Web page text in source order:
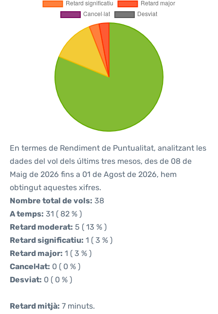
En termes de Rendiment de Puntualitat, analitzant les
dades del vol dels últims tres mesos, des de 08 de
Maig de 2026 fins a 01 de Agost de 2026, hem
obtingut aquestes xifres.
Nombre total de vols: 38
A temps: 31 ( 82 % )
Retard moderat: 5 ( 13 % )
Retard significatiu: 1 ( 3 % )
Retard major: 1 ( 3 % )
Cancel·lat: 0 ( 0 % )
Desviat: 0 ( 0 % )
Retard mitjà: 7 minuts.